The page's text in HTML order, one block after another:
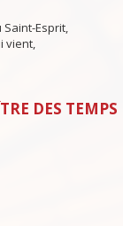
Esprit,
vient,
DES TEMPS